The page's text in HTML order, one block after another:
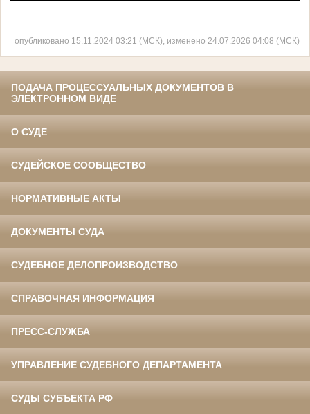
опубликовано 15.11.2024 03:21 (МСК), изменено 24.07.2026 04:08 (МСК)
ПОДАЧА ПРОЦЕССУАЛЬНЫХ ДОКУМЕНТОВ В
ЭЛЕКТРОННОМ ВИДЕ
О СУДЕ
СУДЕЙСКОЕ СООБЩЕСТВО
НОРМАТИВНЫЕ АКТЫ
ДОКУМЕНТЫ СУДА
СУДЕБНОЕ ДЕЛОПРОИЗВОДСТВО
СПРАВОЧНАЯ ИНФОРМАЦИЯ
ПРЕСС-СЛУЖБА
УПРАВЛЕНИЕ СУДЕБНОГО ДЕПАРТАМЕНТА
СУДЫ СУБЪЕКТА РФ